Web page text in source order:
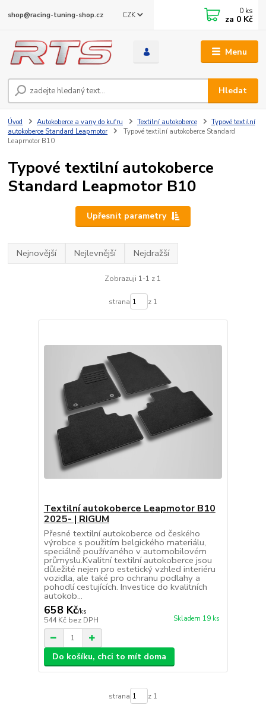
Menu
CZK
Hledat
shop@racing-tuning-shop.cz 0 ks
za 0 Kč
Úvod Autokoberce a vany do kufru Textilní autokoberce
Typové textilní
autokoberce Standard Leapmotor
Typové textilní autokoberce Standard
Leapmotor B10
Typové textilní autokoberce
Standard Leapmotor B10
Upřesnit parametry
Nejnovější Nejlevnější Nejdražší
Zobrazuji 1-1 z 1
strana z 1
Textilní autokoberce Leapmotor B10
2025- | RIGUM
Přesné textilní autokoberce od českého
výrobce s použitím belgického materiálu,
speciálně používaného v automobilovém
průmyslu.Kvalitní textilní autokoberce jsou
důležité nejen pro estetický vzhled interiéru
vozidla, ale také pro ochranu podlahy a
pohodlí cestujících. Investice do kvalitních
autokob...
658 Kč/ks
544 Kč bez DPH Skladem 19 ks
Do košíku, chci to mít doma
strana z 1